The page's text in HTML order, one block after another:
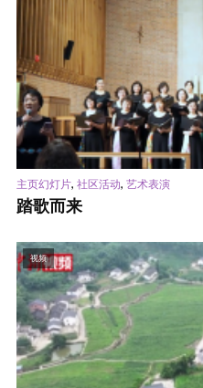
主页幻灯片, 社区活动, 艺术表演
踏歌而来
视频